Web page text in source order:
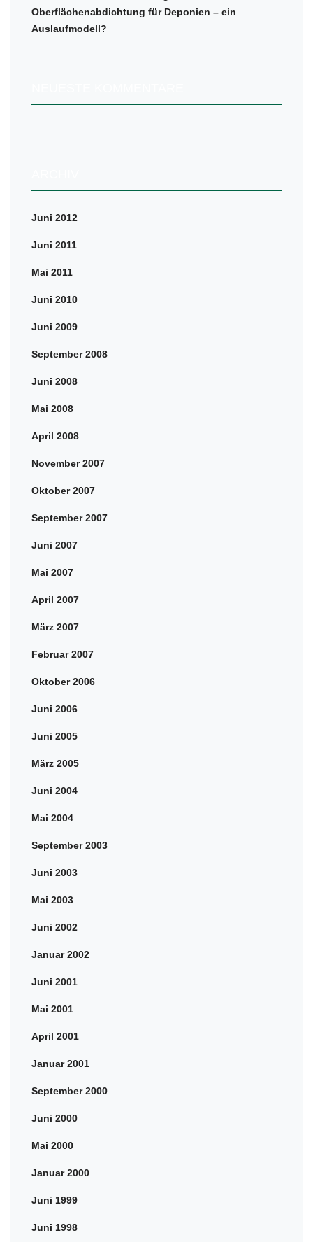
Oberflächenabdichtung für Deponien – ein
Auslaufmodell?
Juni 2012
Juni 2011
Mai 2011
Juni 2010
Juni 2009
September 2008
Juni 2008
Mai 2008
April 2008
November 2007
Oktober 2007
September 2007
Juni 2007
Mai 2007
April 2007
März 2007
Februar 2007
Oktober 2006
Juni 2006
Juni 2005
März 2005
Juni 2004
Mai 2004
September 2003
Juni 2003
Mai 2003
Juni 2002
Januar 2002
Juni 2001
Mai 2001
April 2001
Januar 2001
September 2000
Juni 2000
Mai 2000
Januar 2000
Juni 1999
Juni 1998